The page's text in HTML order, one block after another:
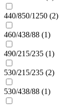
440/850/1250 (2)
460/438/88 (1)
490/215/235 (1)
530/215/235 (2)
530/438/88 (1)